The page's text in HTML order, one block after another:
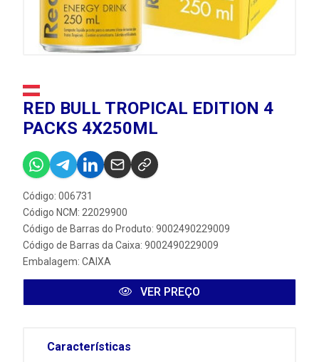
RED BULL TROPICAL EDITION 4
PACKS 4X250ML
Código: 006731
Código NCM: 22029900
Código de Barras do Produto: 9002490229009
Código de Barras da Caixa: 9002490229009
Embalagem: CAIXA
VER PREÇO
Características